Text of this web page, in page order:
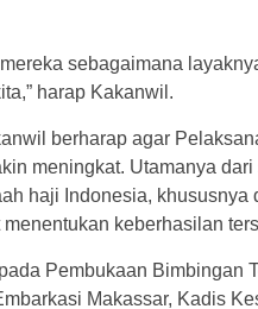
sebagaimana
harap Kakanwil.
berharap agar
meningkat. Utamanya
haji Indonesia, khususnya
keberhasilan
Pembukaan Bimbingan
Makassar, Kadis